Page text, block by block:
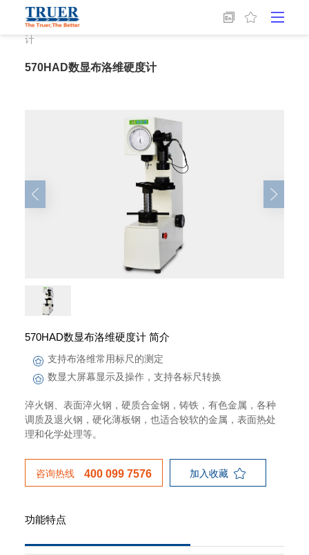
首页 / 硬度检测 570HAD数显布洛维硬度
计
570HAD数显布洛维硬度计
570HAD数显布洛维硬度计 简介
支持布洛维常用标尺的测定
数显大屏幕显示及操作，支持各标尺转换
淬火钢、表面淬火钢，硬质合金钢，铸铁，有色金属，各种
调质及退火钢，硬化薄板钢，也适合较软的金属，表面热处
理和化学处理等。
咨询热线 400 099 7576 加入收藏
功能特点